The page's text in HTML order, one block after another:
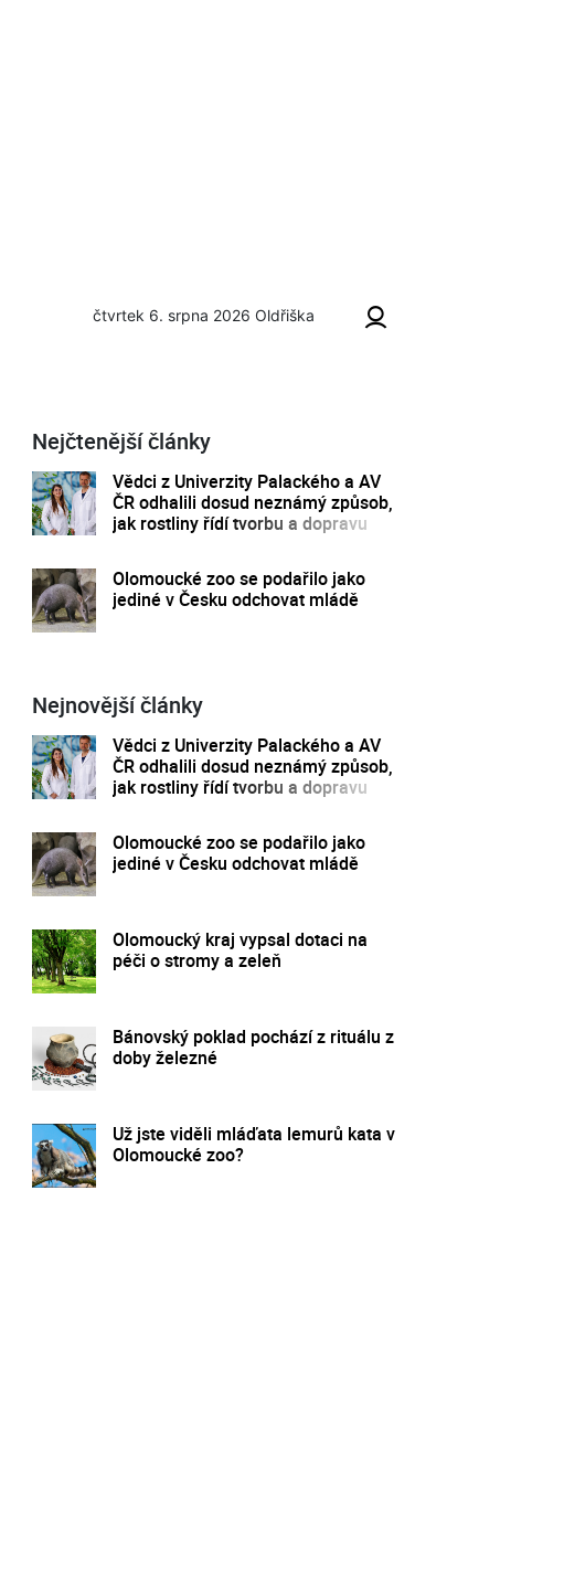
čtvrtek 6. srpna 2026 Oldřiška
Nejčtenější články
Vědci z Univerzity Palackého a AV
ČR odhalili dosud neznámý způsob,
jak rostliny řídí tvorbu a dopravu
Olomoucké zoo se podařilo jako
jediné v Česku odchovat mládě
Nejnovější články
Vědci z Univerzity Palackého a AV
ČR odhalili dosud neznámý způsob,
jak rostliny řídí tvorbu a dopravu
Olomoucké zoo se podařilo jako
jediné v Česku odchovat mládě
Olomoucký kraj vypsal dotaci na
péči o stromy a zeleň
Bánovský poklad pochází z rituálu z
doby železné
Už jste viděli mláďata lemurů kata v
Olomoucké zoo?